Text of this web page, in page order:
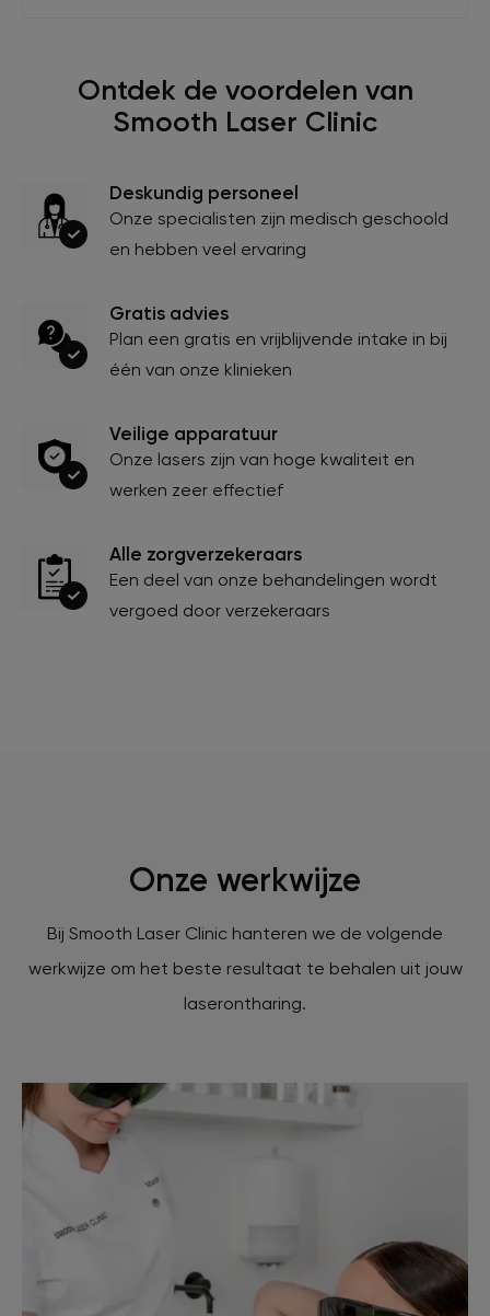
Ontdek de voordelen van
Smooth Laser Clinic
Deskundig personeel
Onze specialisten zijn medisch geschoold
en hebben veel ervaring
Gratis advies
Plan een gratis en vrijblijvende intake in bij
één van onze klinieken
Veilige apparatuur
Onze lasers zijn van hoge kwaliteit en
werken zeer effectief
Alle zorgverzekeraars
Een deel van onze behandelingen wordt
vergoed door verzekeraars
Onze werkwijze
Bij Smooth Laser Clinic hanteren we de volgende
werkwijze om het beste resultaat te behalen uit jouw
laserontharing.